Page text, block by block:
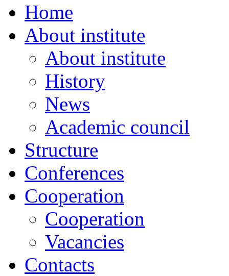
Home
About institute
About institute
History
News
Academic сouncil
Structure
Conferences
Cooperation
Cooperation
Vacancies
Contacts